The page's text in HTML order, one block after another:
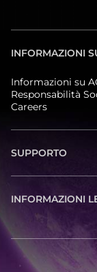
INFORMAZIONI
Informazioni su
Responsabilità
Careers
SUPPORTO
INFORMAZIONI